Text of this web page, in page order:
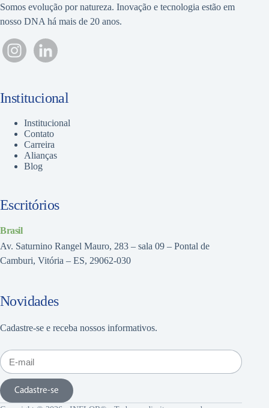
Somos evolução por natureza. Inovação e tecnologia estão em
nosso DNA há mais de 20 anos.
Institucional
Institucional
Contato
Carreira
Alianças
Blog
Escritórios
Brasil
Av. Saturnino Rangel Mauro, 283 – sala 09 – Pontal de
Camburi, Vitória – ES, 29062-030
Novidades
Cadastre-se e receba nossos informativos.
Cadastre-se